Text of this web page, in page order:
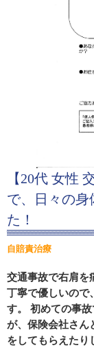
【20代 女性
で、日々の身
た！
自賠責治療
交通事故で右肩を
丁寧で優しいので
す。 初めての事
が、保険会社さん
をしてもらえたり